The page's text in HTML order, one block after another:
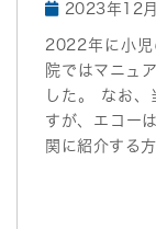
2023年12
2022年に小児
院ではマニュ
した。 なお、
すが、エコー
関に紹介する